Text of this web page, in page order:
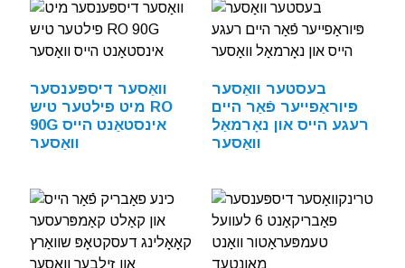
וואַסער דיספּענסער
מיט פילטער טיש RO
90G אינסטאַנט הייס
וואַסער
בעסטער וואַסער
פּיוראַפייער פֿאַר היים
רעגע הייס און נאָרמאַל
וואַסער